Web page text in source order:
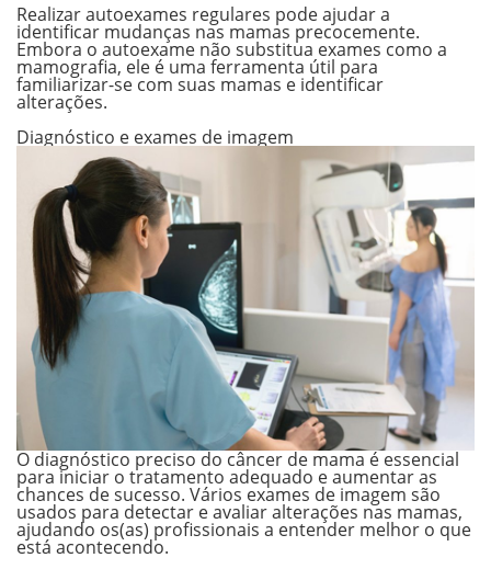
Realizar autoexames regulares pode ajudar a
identificar mudanças nas mamas precocemente.
Embora o autoexame não substitua exames como a
mamografia, ele é uma ferramenta útil para
familiarizar-se com suas mamas e identificar
alterações.
Diagnóstico e exames de imagem
O diagnóstico preciso do câncer de mama é essencial
para iniciar o tratamento adequado e aumentar as
chances de sucesso. Vários exames de imagem são
usados para detectar e avaliar alterações nas mamas,
ajudando os(as) profissionais a entender melhor o que
está acontecendo.